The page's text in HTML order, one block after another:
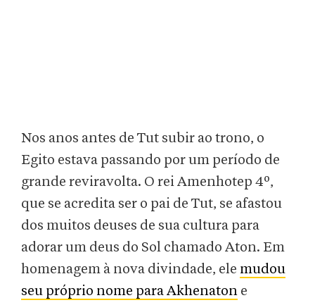
Nos anos antes de Tut subir ao trono, o
Egito estava passando por um período de
grande reviravolta. O rei Amenhotep 4º,
que se acredita ser o pai de Tut, se afastou
dos muitos deuses de sua cultura para
adorar um deus do Sol chamado Aton. Em
homenagem à nova divindade, ele mudou
seu próprio nome para Akhenaton e